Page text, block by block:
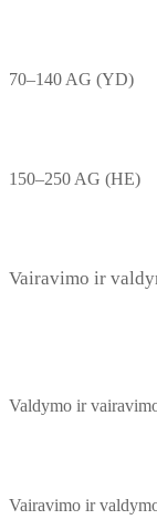
70–140 AG (YD)
150–250 AG (HE)
Vairavimo ir
Valdymo ir
Vairavimo ir